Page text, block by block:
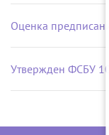
Оценка
Утвержден ФСБУ